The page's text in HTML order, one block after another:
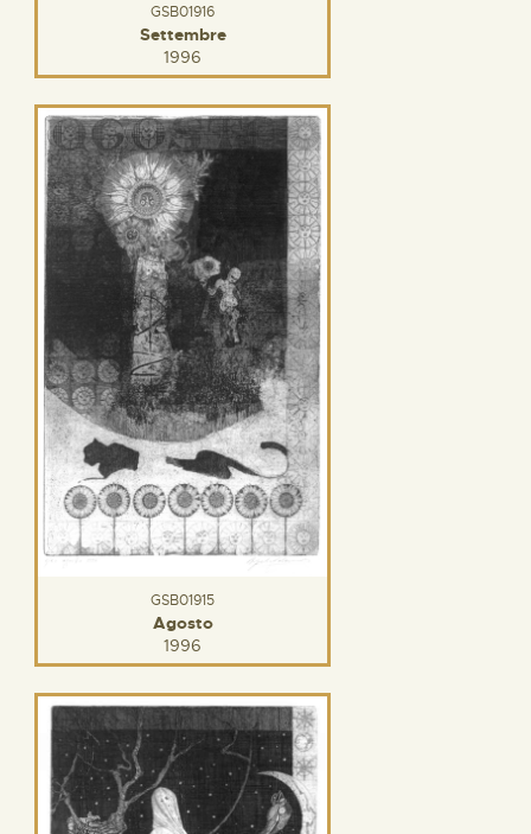
GSB01916
Settembre
1996
GSB01915
Agosto
1996